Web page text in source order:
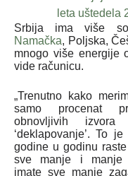
leta uštedela
Srbija ima više
Namačka, Poljska,
mnogo više energije
vide računicu.
„Trenutno kako
samo procenat
obnovljivih
‘deklapovanje’. To
godine u godinu
sve manje i manje
imate sve manje